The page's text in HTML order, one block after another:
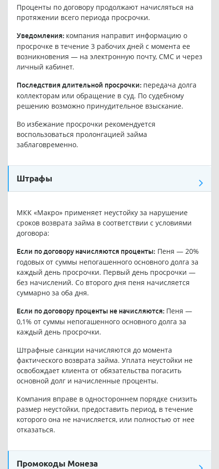
Проценты по договору продолжают начисляться на
протяжении всего периода просрочки.
Уведомления: компания направит информацию о
просрочке в течение 3 рабочих дней с момента ее
возникновения — на электронную почту, СМС и через
личный кабинет.
Последствия длительной просрочки: передача долга
коллекторам или обращение в суд. По судебному
решению возможно принудительное взыскание.
Во избежание просрочки рекомендуется
воспользоваться пролонгацией займа
заблаговременно.
Штрафы
МКК «Макро» применяет неустойку за нарушение
сроков возврата займа в соответствии с условиями
договора:
Если по договору начисляются проценты: Пеня — 20%
годовых от суммы непогашенного основного долга за
каждый день просрочки. Первый день просрочки —
без начислений. Со второго дня пеня начисляется
суммарно за оба дня.
Если по договору проценты не начисляются: Пеня —
0,1% от суммы непогашенного основного долга за
каждый день просрочки.
Штрафные санкции начисляются до момента
фактического возврата займа. Уплата неустойки не
освобождает клиента от обязательства погасить
основной долг и начисленные проценты.
Компания вправе в одностороннем порядке снизить
размер неустойки, предоставить период, в течение
которого она не начисляется, или полностью от нее
отказаться.
Промокоды Монеза